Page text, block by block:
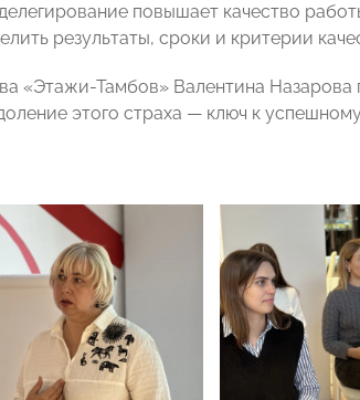
повышает качество
результаты, сроки и критерии
«Этажи-Тамбов» Валентина
этого страха — ключ к